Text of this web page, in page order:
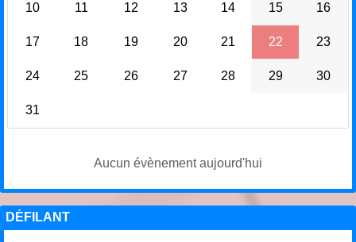
10 11 12 13 14 15 16
17 18 19 20 21 22 23
24 25 26 27 28 29 30
31
Aucun évènement aujourd'hui
DÉFILANT